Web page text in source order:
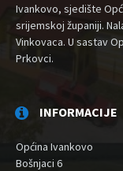
Ivankovo, sjedište
srijemskoj županiji.
Vinkovaca. U sastav
Prkovci.
INFORMACIJE
Općina Ivankovo
Bošnjaci 6